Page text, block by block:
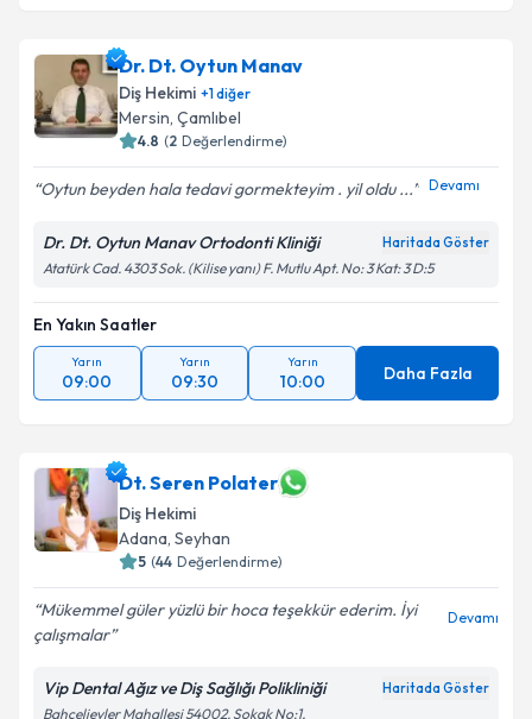
Dr. Dt. Oytun Manav
Diş Hekimi +1diğer
Mersin, Çamlıbel
4.8 (2 Değerlendirme)
Oytun beyden hala tedavi gormekteyim . yil oldu ... Devamı
Dr. Dt. Oytun Manav Ortodonti Kliniği Haritada Göster
Atatürk Cad. 4303 Sok. (Kilise yanı) F. Mutlu Apt. No: 3 Kat: 3 D:5
En Yakın Saatler
Yarın
09:00
Yarın
09:30
Yarın
10:00 Daha Fazla
Dt. Seren Polater
Diş Hekimi
Adana, Seyhan
5 (44 Değerlendirme)
Mükemmel güler yüzlü bir hoca teşekkür ederim. İyi
çalışmalar
Devamı
Vip Dental Ağız ve Diş Sağlığı Polikliniği Haritada Göster
Bahçelievler Mahallesi 54002. Sokak No:1,